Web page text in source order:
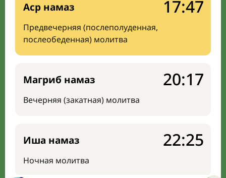
Аср намаз
Предвечерняя (послеполуденная,
послеобеденная) молитва
17:47
Магриб намаз
Вечерняя (закатная) молитва
20:17
Иша намаз
Ночная молитва
22:25